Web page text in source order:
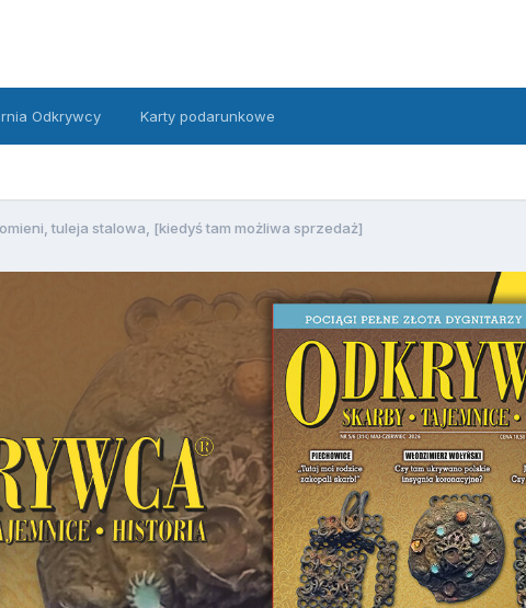
Odkrywcy Karty podarunkowe
tuleja stalowa, [kiedyś tam możliwa sprzedaż]